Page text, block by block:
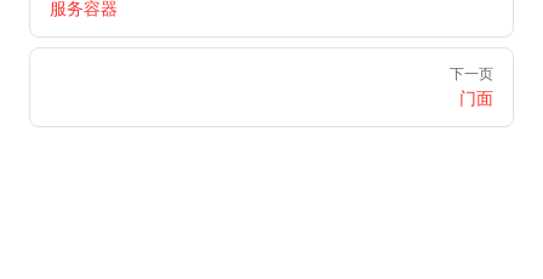
服务容器
下一页
门面